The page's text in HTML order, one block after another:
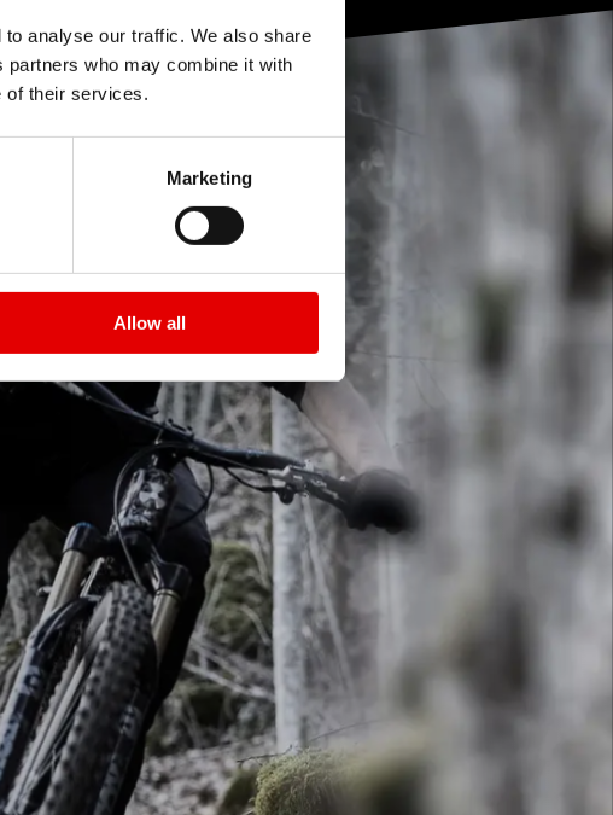
analyse our traffic. We also share
who may combine it with
of their services.
Marketing
Allow all